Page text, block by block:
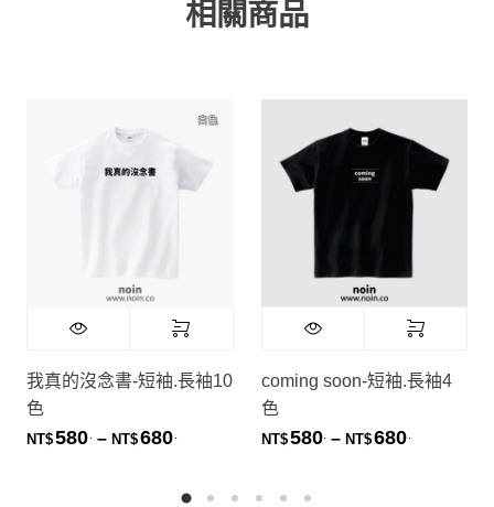
相關商品
我真的沒念書-短袖.長袖10
色
NT$580 – NT$680價格範圍：NT$580. 到 NT$680.
coming soon-短袖.長袖4
色
NT$580 – NT$680